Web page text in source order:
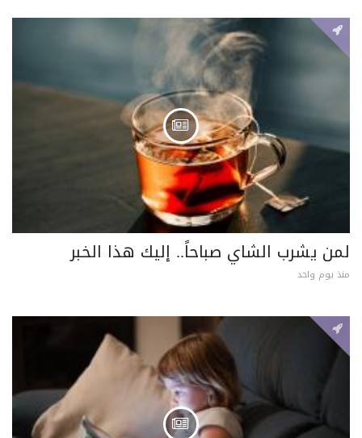
لمن يشرب الشاي صباحاً.. إليك هذا الخبر
منذ يوم واحد